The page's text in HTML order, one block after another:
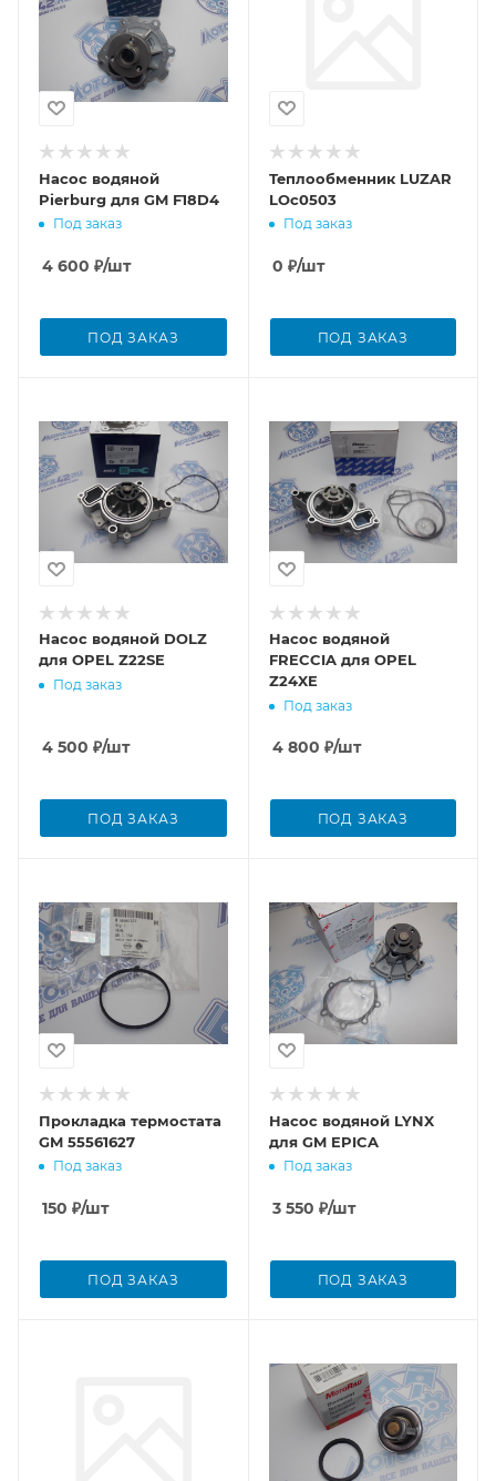
Насос водяной
Pierburg для GM F18D4
Под заказ
4 600 ₽/шт
ПОД ЗАКАЗ
Теплообменник LUZAR
LOc0503
Под заказ
0 ₽/шт
ПОД ЗАКАЗ
Насос водяной DOLZ
для OPEL Z22SE
Под заказ
4 500 ₽/шт
ПОД ЗАКАЗ
Насос водяной
FRECCIA для OPEL
Z24XE
Под заказ
4 800 ₽/шт
ПОД ЗАКАЗ
Прокладка термостата
GM 55561627
Под заказ
150 ₽/шт
ПОД ЗАКАЗ
Насос водяной LYNX
для GM EPICA
Под заказ
3 550 ₽/шт
ПОД ЗАКАЗ